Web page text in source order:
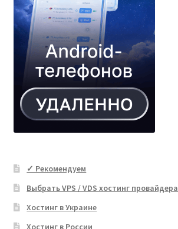
✓ Рекомендуем
Выбрать VPS / VDS хостинг провайдера
Хостинг в Украине
Хостинг в России